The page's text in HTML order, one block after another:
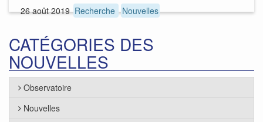
26 août 2019 Recherche Nouvelles
CATÉGORIES DES
NOUVELLES
Observatoire
Nouvelles